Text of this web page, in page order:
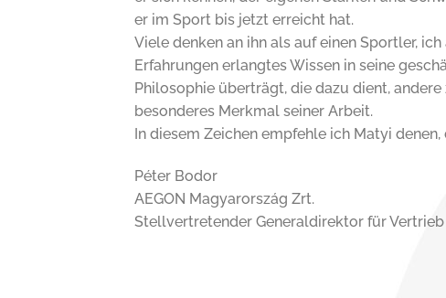
er im Sport bis jetzt erreicht hat.
Viele denken an ihn als auf einen Sportler,
Erfahrungen erlangtes Wissen in seine
Philosophie überträgt, die dazu dient,
besonderes Merkmal seiner Arbeit.
In diesem Zeichen empfehle ich Matyi
Péter Bodor
AEGON Magyarország Zrt.
Stellvertretender Generaldirektor für Vertrieb